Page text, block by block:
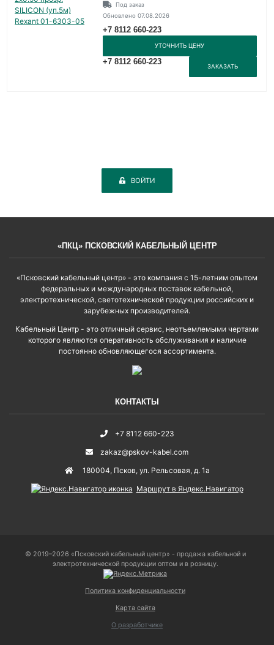
Под заказ
Обновлено 07.08.2026
+7 8112 660-223
УТОЧНИТЬ ЦЕНУ
+7 8112 660-223
ЗАКАЗАТЬ
ВОЙТИ
«ПКЦ» ПСКОВСКИЙ КАБЕЛЬНЫЙ ЦЕНТР
«Псковский кабельный центр» - это компания с 15-летним опытом
федеральных и международных поставок кабельной,
электротехнической, светотехнической продукции российских и
зарубежных производителей.
Кабельный Центр - это отличный сервис, неотъемлемыми чертами
которого являются оперативность обслуживания и наличие
постоянно обновляющегося ассортимента.
КОНТАКТЫ
+7 8112 660-223
zakaz@pskov-kabel.com
180004, Псков, ул. Рельсовая, д. 1а
Маршрут в Яндекс.Навигатор
© 2019–2026 «Псковский кабельный центр» - продажа кабельной и
электротехнической продукции оптом и в розницу.
Политика конфиденциальности
Карта сайта
О разработчике